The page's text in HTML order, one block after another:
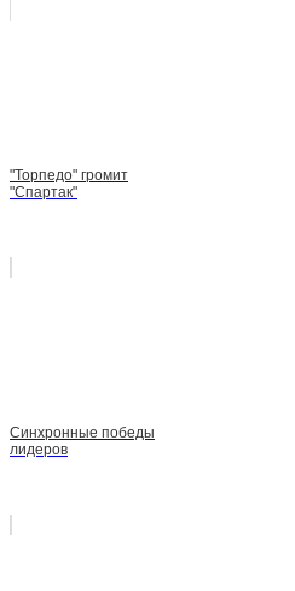
"Торпедо" громит
"Спартак"
Синхронные победы
лидеров